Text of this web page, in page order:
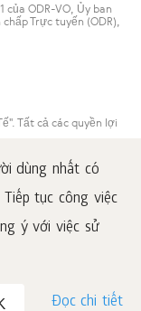
dùng nhất có
tục công việc
ý với việc sử
Đọc chi tiết
của ODR-VO, Ủy ban
Trực tuyến (ODR),
Tất cả các quyền lợi
thực hiện với điều